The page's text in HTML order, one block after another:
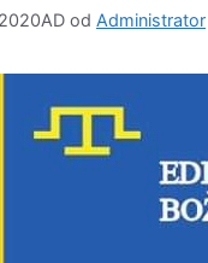
od Administrator